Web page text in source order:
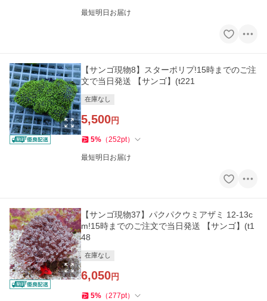
最短明日お届け
【サンゴ現物8】スターポリプ!15時までのご注
文で当日発送 【サンゴ】(t221
在庫なし
5,500円
5% （252pt）
最短明日お届け
【サンゴ現物37】パクパクウミアザミ 12-13c
m!15時までのご注文で当日発送 【サンゴ】(t1
48
在庫なし
6,050円
5% （277pt）